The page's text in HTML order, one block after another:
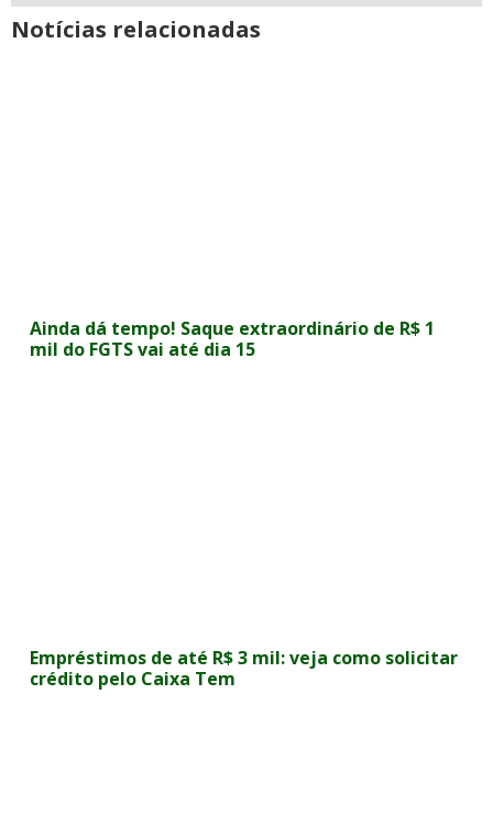
Notícias relacionadas
Ainda dá tempo! Saque extraordinário de R$ 1
mil do FGTS vai até dia 15
Empréstimos de até R$ 3 mil: veja como solicitar
crédito pelo Caixa Tem